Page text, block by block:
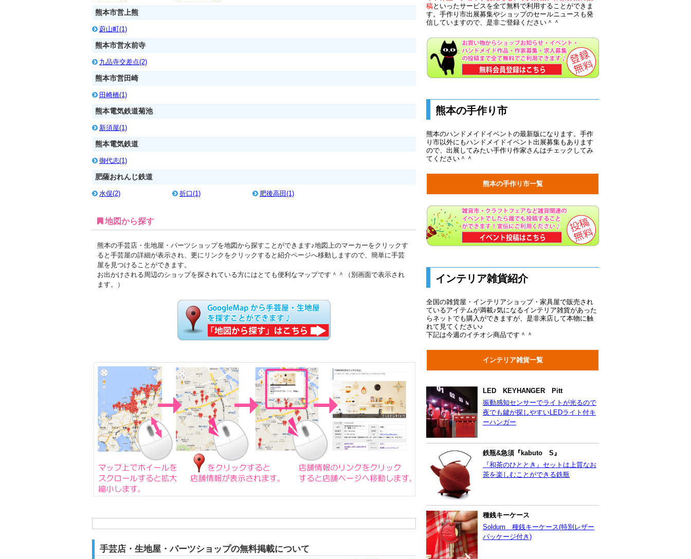
熊本市営上熊
蔚山町(1)
熊本市営水前寺
九品寺交差点(2)
熊本市営田崎
田崎橋(1)
熊本電気鉄道菊池
新須屋(1)
熊本電気鉄道
御代志(1)
肥薩おれんじ鉄道
水俣(2) 折口(1) 肥後高田(1)
地図から探す
熊本の手芸店・生地屋・パーツショップを地図から探すことができます♪地図上のマーカーをクリックす
ると手芸屋の詳細が表示され、更にリンクをクリックすると紹介ページへ移動しますので、簡単に手芸
屋を見つけることができます。
お出かけされる周辺のショップを探されている方にはとても便利なマップです＾＾（別画面で表示され
ます。）
手芸店・生地屋・パーツショップの無料掲載について
稿といったサービスを全て無料で利用することができま
す。手作り市出展募集やショップのセールニュースも発
信していますので、是非ご登録ください＾＾
熊本の手作り市
熊本のハンドメイドイベントの最新版になります。手作
り市以外にもハンドメイドイベント出展募集もあります
ので、出展してみたい手作り作家さんはチェックしてみ
てください＾＾
熊本の手作り市一覧
インテリア雑貨紹介
全国の雑貨屋・インテリアショップ・家具屋で販売され
ているアイテムが満載♪気になるインテリア雑貨があった
らネットでも購入ができますが、是非来店して本物に触
れて見てください♪
下記は今週のイチオシ商品です＾＾
インテリア雑貨一覧
LED KEYHANGER Pitt
振動感知センサーでライトが光るので
夜でも鍵が探しやすいLEDライト付キ
ーハンガー
鉄瓶&急須『kabuto S』
『和茶のひととき』セットは上質なお
茶を楽しむことができる鉄瓶
種銭キーケース
Soldum 種銭キーケース(特別レザー
パッケージ付き)